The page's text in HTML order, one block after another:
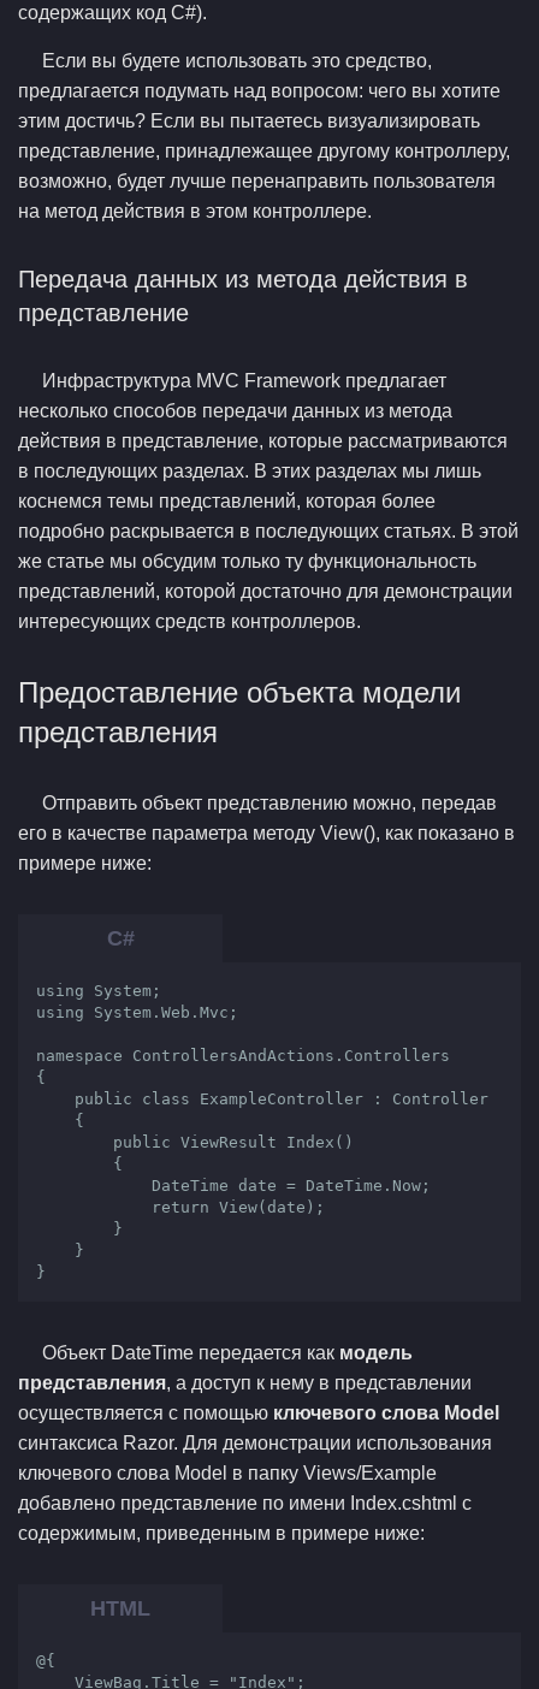
содержащих код C#).
Если вы будете использовать это средство,
предлагается подумать над вопросом: чего вы хотите
этим достичь? Если вы пытаетесь визуализировать
представление, принадлежащее другому контроллеру,
возможно, будет лучше перенаправить пользователя
на метод действия в этом контроллере.
Передача данных из метода действия в
представление
Инфраструктура MVC Framework предлагает
несколько способов передачи данных из метода
действия в представление, которые рассматриваются
в последующих разделах. В этих разделах мы лишь
коснемся темы представлений, которая более
подробно раскрывается в последующих статьях. В этой
же статье мы обсудим только ту функциональность
представлений, которой достаточно для демонстрации
интересующих средств контроллеров.
Предоставление объекта модели
представления
Отправить объект представлению можно, передав
его в качестве параметра методу View(), как показано в
примере ниже:
using System;
using System.Web.Mvc;
namespace ControllersAndActions.Controllers
{
}
Объект DateTime передается как модель
представления, а доступ к нему в представлении
осуществляется с помощью ключевого слова Model
синтаксиса Razor. Для демонстрации использования
ключевого слова Model в папку Views/Example
добавлено представление по имени Index.cshtml с
содержимым, приведенным в примере ниже:
@{